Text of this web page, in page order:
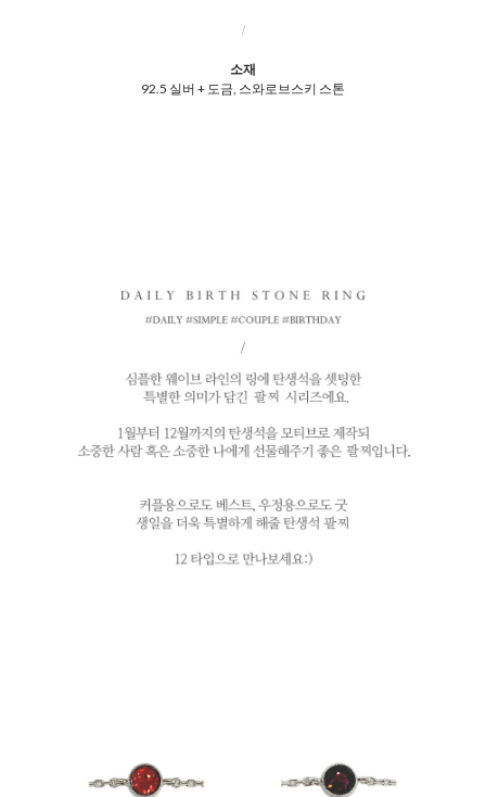
/
소재
92.5 실버 + 도금, 스와로브스키 스톤